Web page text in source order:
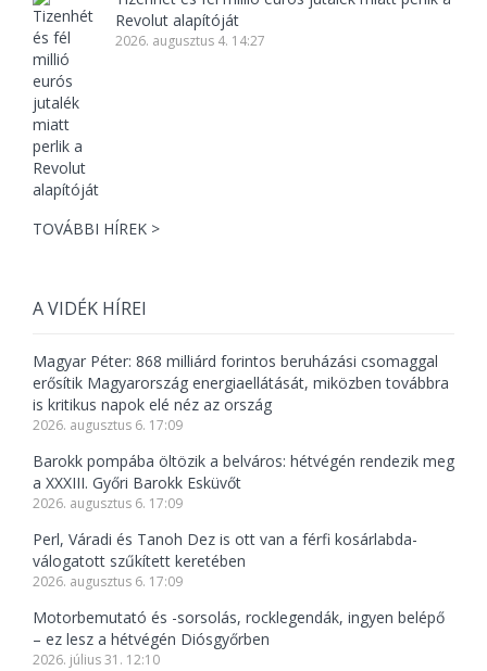
Revolut alapítóját
2026. augusztus 4. 14:27
TOVÁBBI HÍREK >
A VIDÉK HÍREI
Magyar Péter: 868 milliárd forintos beruházási csomaggal
erősítik Magyarország energiaellátását, miközben továbbra
is kritikus napok elé néz az ország
2026. augusztus 6. 17:09
Barokk pompába öltözik a belváros: hétvégén rendezik meg
a XXXIII. Győri Barokk Esküvőt
2026. augusztus 6. 17:09
Perl, Váradi és Tanoh Dez is ott van a férfi kosárlabda-
válogatott szűkített keretében
2026. augusztus 6. 17:09
Motorbemutató és -sorsolás, rocklegendák, ingyen belépő
– ez lesz a hétvégén Diósgyőrben
2026. július 31. 12:10